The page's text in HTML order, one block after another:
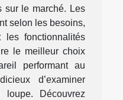
sur le marché. Les
selon les besoins,
fonctionnalités
le meilleur choix
performant au
d’examiner
Découvrez